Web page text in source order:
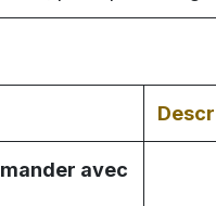
avec